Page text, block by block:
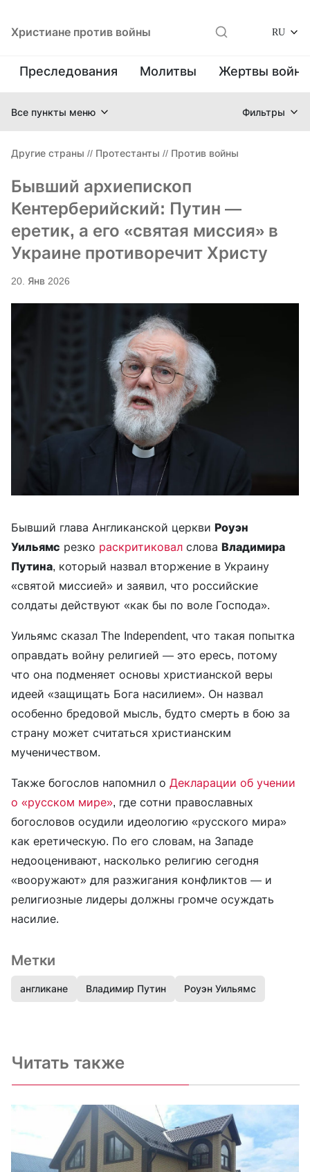
Христиане против войны RU
Преследования Молитвы Жертвы
Все пункты меню Фильтры
Другие страны // Протестанты // Против войны
Бывший архиепископ
Кентерберийский: Путин —
еретик, а его «святая миссия» в
Украине противоречит Христу
20. Янв 2026
Бывший глава Англиканской церкви Роуэн
Уильямс резко раскритиковал слова Владимира
Путина, который назвал вторжение в Украину
«святой миссией» и заявил, что российские
солдаты действуют «как бы по воле Господа».
Уильямс сказал The Independent, что такая попытка
оправдать войну религией — это ересь, потому
что она подменяет основы христианской веры
идеей «защищать Бога насилием». Он назвал
особенно бредовой мысль, будто смерть в бою за
страну может считаться христианским
мученичеством.
Также богослов напомнил о Декларации об учении
о «русском мире», где сотни православных
богословов осудили идеологию «русского мира»
как еретическую. По его словам, на Западе
недооценивают, насколько религию сегодня
«вооружают» для разжигания конфликтов — и
религиозные лидеры должны громче осуждать
насилие.
Метки
англикане Владимир Путин Роуэн Уильямс
Читать также